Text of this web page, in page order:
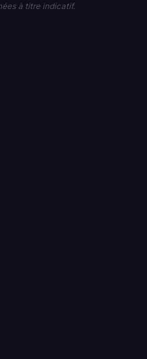
à titre indicatif.